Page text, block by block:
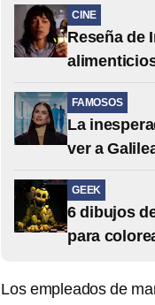
CINE
Reseña de
FAMOSOS
La
ver a
GEEK
6 dibujos
para
Los empleados de